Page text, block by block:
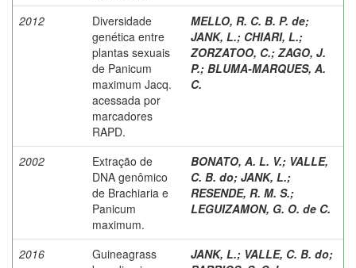
2012
Diversidade
genética entre
plantas sexuais
de Panicum
maximum Jacq.
acessada por
marcadores
RAPD.
MELLO, R. C. B. P. de;
JANK, L.; CHIARI, L.;
ZORZATOO, C.; ZAGO, J.
P.; BLUMA-MARQUES, A.
C.
2002
Extração de
DNA genômico
de Brachiaria e
Panicum
maximum.
BONATO, A. L. V.; VALLE,
C. B. do; JANK, L.;
RESENDE, R. M. S.;
LEGUIZAMON, G. O. de C.
2016
Guineagrass
JANK, L.; VALLE, C. B. do;